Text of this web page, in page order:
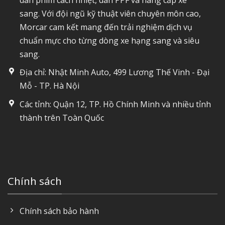
sang. Với đội ngũ kỹ thuật viên chuyên môn cao,
Morcar cam kết mang đến trải nghiệm dịch vụ
chuẩn mực cho từng dòng xe hạng sang và siêu
sang.
Địa chỉ: Nhật Minh Auto, 499 Lương Thế Vinh - Đại
Mỗ - TP. Hà Nội
Các tỉnh: Quận 12, TP. Hồ Chính Minh và nhiều tỉnh
thành trên Toàn Quốc
Chính sách
Chính sách bảo hành